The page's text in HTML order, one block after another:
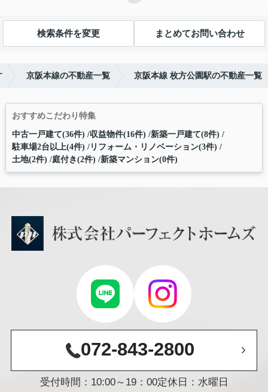
検索条件を変更 まとめてお問い合わせ
京阪本線の不動産一覧 京阪本線 枚方公園駅の不動産一覧
おすすめこだわり特集
中古一戸建て(36件) 収益物件(16件) 新築一戸建て(8件)
駐車場2台以上(4件) リフォーム・リノベーション(3件)
土地(2件) 庭付き(2件) 新築マンション(0件)
072-843-2800
受付時間：10:00～19：00定休日：水曜日